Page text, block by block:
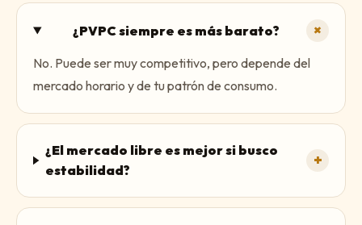
¿PVPC siempre es más barato? +
No. Puede ser muy competitivo, pero depende del
mercado horario y de tu patrón de consumo.
¿El mercado libre es mejor si busco
estabilidad?
+